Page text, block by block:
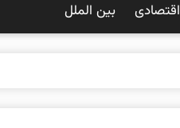
اقتصادی بین الملل